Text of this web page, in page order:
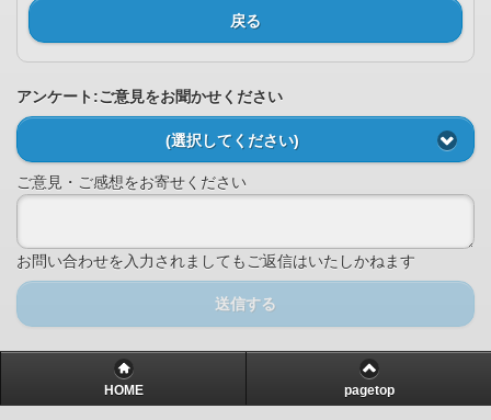
戻る
アンケート:ご意見をお聞かせください
(選択してください)
ご意見・ご感想をお寄せください
お問い合わせを入力されましてもご返信はいたしかねます
送信する
HOME pagetop